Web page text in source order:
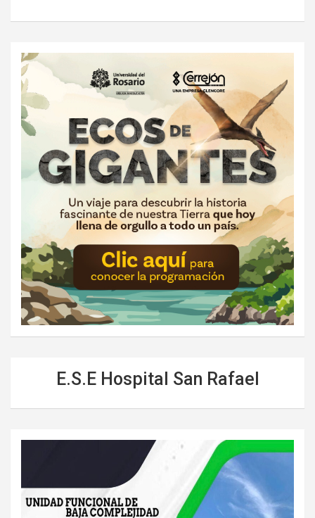
E.S.E Hospital San Rafael